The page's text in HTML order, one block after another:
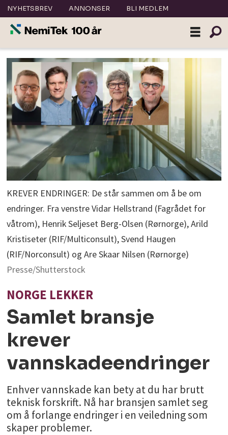
NYHETSBREV ANNONSER BLI MEDLEM
KREVER ENDRINGER: De står sammen om å be om
endringer. Fra venstre Vidar Hellstrand (Fagrådet for
våtrom), Henrik Seljeset Berg-Olsen (Rørnorge), Arild
Kristiseter (RIF/Multiconsult), Svend Haugen
(RIF/Norconsult) og Are Skaar Nilsen (Rørnorge)
Presse/Shutterstock
NORGE LEKKER
Samlet bransje
krever
vannskadeendringer
Enhver vannskade kan bety at du har brutt
teknisk forskrift. Nå har bransjen samlet seg
om å forlange endringer i en veiledning som
skaper problemer.